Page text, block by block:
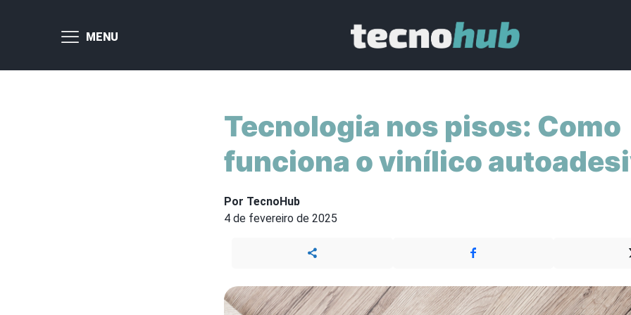
MENU
Tecnologia nos pisos: Como
funciona o vinílico
Por TecnoHub
4 de fevereiro de 2025